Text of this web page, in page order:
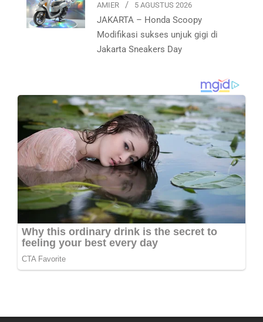
AMIER 5 AGUSTUS 2026
JAKARTA – Honda Scoopy
Modifikasi sukses unjuk gigi di
Jakarta Sneakers Day